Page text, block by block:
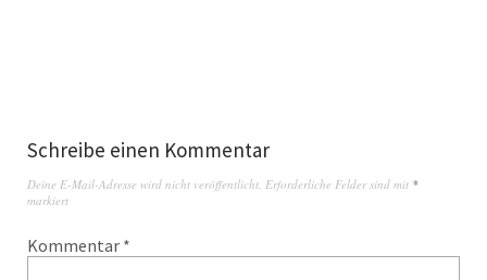
Schreibe einen Kommentar
Deine E-Mail-Adresse wird nicht veröffentlicht. Erforderliche Felder sind mit *
markiert
Kommentar *